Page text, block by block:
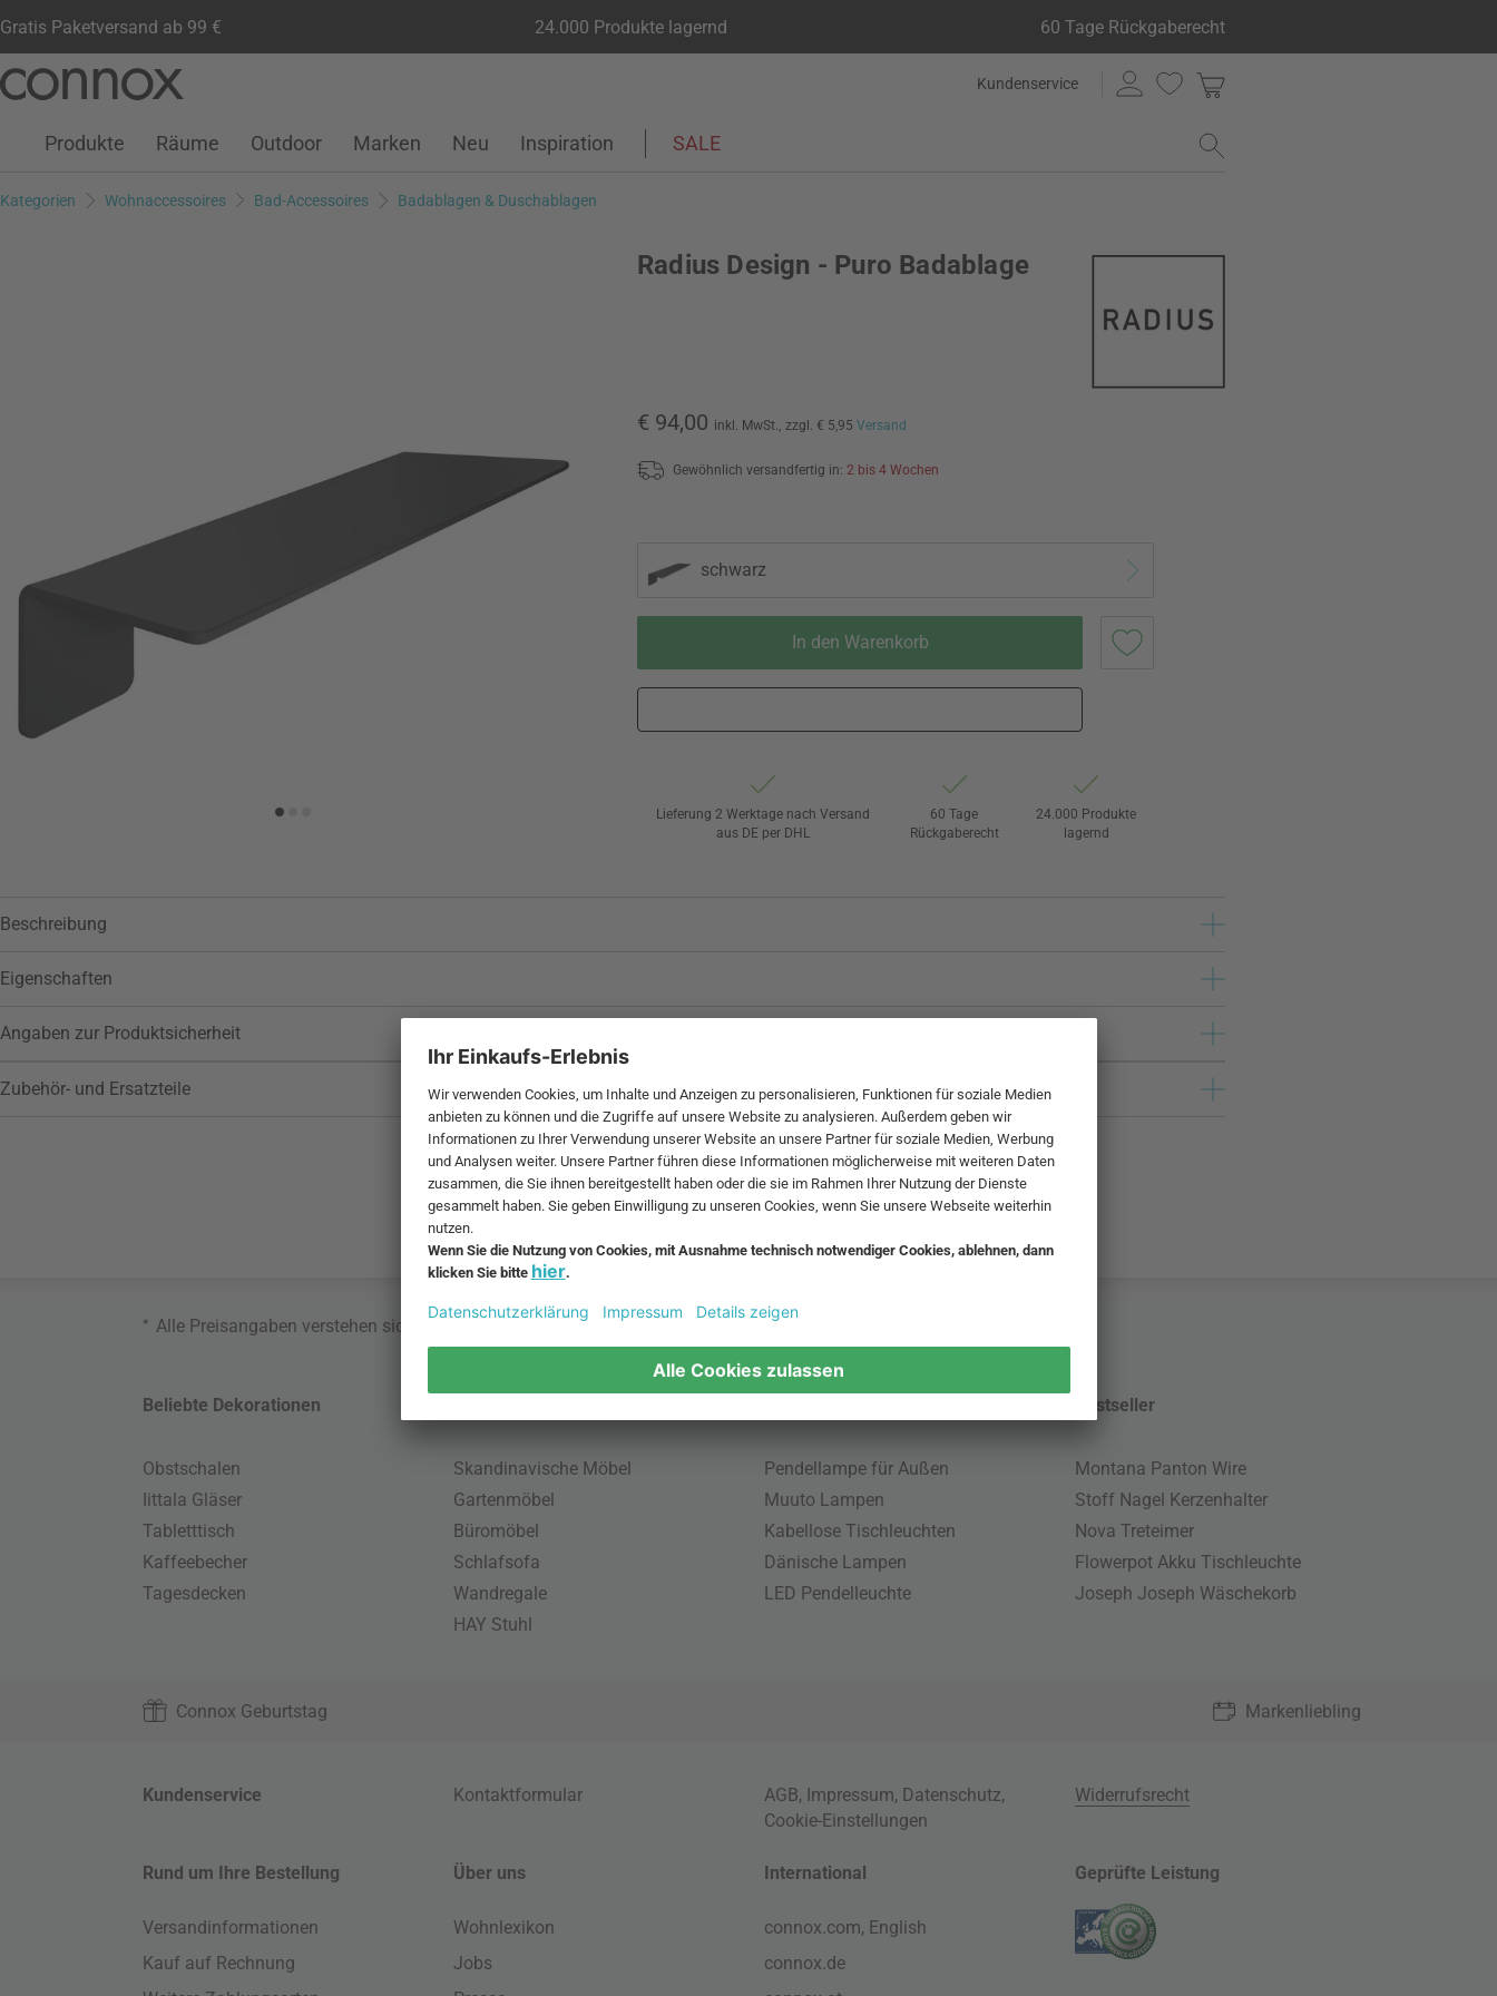
Gratis Paketversand ab 99 € 24.000 Produkte lagernd 60 Tage Rückgaberecht
Seiteninhalt
Suchfeld
Kundenservice
Kundenkonto
Wunschliste
Warenkorb
Produkte Räume Outdoor Marken Neu Inspiration SALE
Kategorien Wohnaccessoires Bad-Accessoires Badablagen & Duschablagen
Radius Design - Puro Badablage
€ 94,00 inkl. MwSt., zzgl. € 5,95 Versand
Gewöhnlich versandfertig in: 2 bis 4 Wochen
schwarz
In den Warenkorb
Wunschliste hinzufügen
Lieferung 2 Werktage nach Versand
aus DE per DHL
60 Tage
Rückgaberecht
24.000 Produkte
lagernd
Beschreibung
Eigenschaften
Angaben zur Produktsicherheit
Zubehör- und Ersatzteile
* Alle Preisangaben verstehen sich inklusive MwSt. und zzgl.Versandkosten .
Beliebte Dekorationen
Obstschalen
Iittala Gläser
Tabletttisch
Kaffeebecher
Tagesdecken
Skandinavische Möbel
Gartenmöbel
Büromöbel
Schlafsofa
Wandregale
HAY Stuhl
Pendellampe für Außen
Muuto Lampen
Kabellose Tischleuchten
Dänische Lampen
LED Pendelleuchte
Bestseller
Montana Panton Wire
Stoff Nagel Kerzenhalter
Nova Treteimer
Flowerpot Akku Tischleuchte
Joseph Joseph Wäschekorb
Connox Geburtstag Markenliebling
Kundenservice Kontaktformular AGB, Impressum, Datenschutz,
Cookie-Einstellungen
Widerrufsrecht
Rund um Ihre Bestellung
Versandinformationen
Kauf auf Rechnung
Über uns
Wohnlexikon
Jobs
International
connox.com, English
connox.de
Geprüfte Leistung